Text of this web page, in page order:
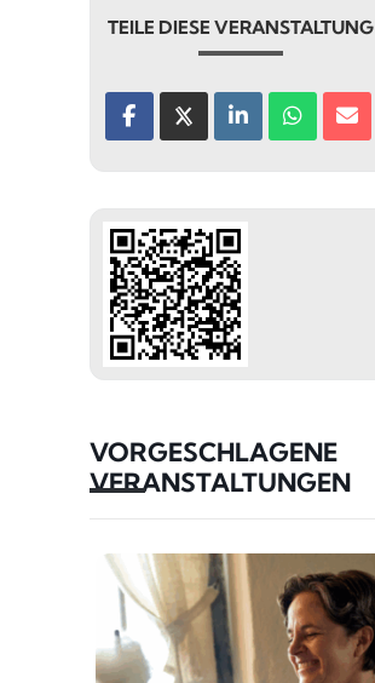
TEILE DIESE VERANSTALTUNG
VORGESCHLAGENE
VERANSTALTUNGEN